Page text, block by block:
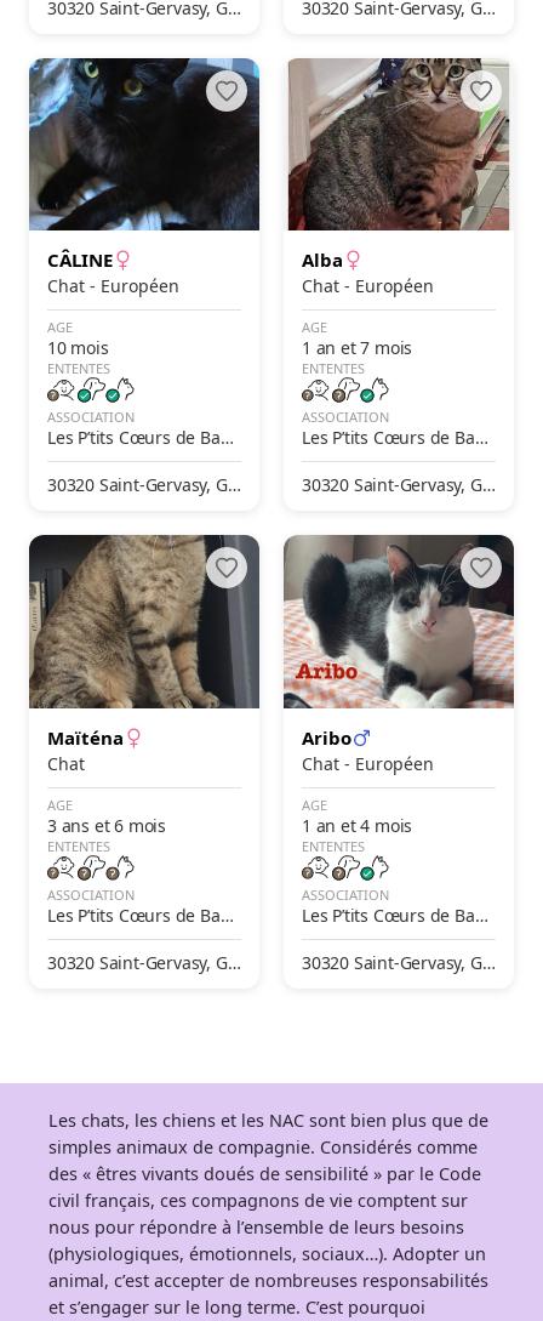
30320 Saint-Gervasy, Ga
30320 Saint-Gervasy, Ga
CÂLINE
Chat - Européen
AGE
10 mois
ENTENTES
ASSOCIATION
Les P’tits Cœurs de Bast
et
30320 Saint-Gervasy, Ga
Alba
Chat - Européen
AGE
1 an et 7 mois
ENTENTES
ASSOCIATION
Les P’tits Cœurs de Bast
et
30320 Saint-Gervasy, Ga
Maïténa
Chat
AGE
3 ans et 6 mois
ENTENTES
ASSOCIATION
Les P’tits Cœurs de Bast
et
30320 Saint-Gervasy, Ga
Aribo
Chat - Européen
AGE
1 an et 4 mois
ENTENTES
ASSOCIATION
Les P’tits Cœurs de Bast
et
30320 Saint-Gervasy, Ga
Les chats, les chiens et les NAC sont bien plus que de
simples animaux de compagnie. Considérés comme
des « êtres vivants doués de sensibilité » par le Code
civil français, ces compagnons de vie comptent sur
nous pour répondre à l’ensemble de leurs besoins
(physiologiques, émotionnels, sociaux…). Adopter un
animal, c’est accepter de nombreuses responsabilités
et s’engager sur le long terme. C’est pourquoi